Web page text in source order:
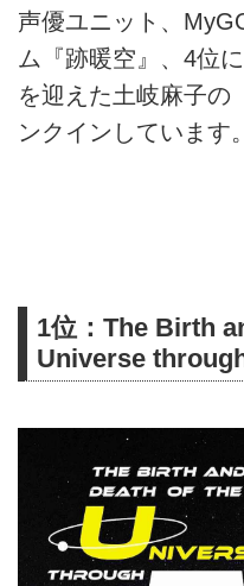
声優ユニット、
ム『跡暖空』、4位
を迎えた土岐麻子の
ンクインしています。
1位：The Birth
Universe